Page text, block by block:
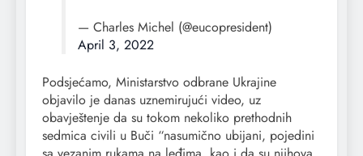
— Charles Michel (@eucopresident)
April 3, 2022
Podsjećamo, Ministarstvo odbrane Ukrajine
objavilo je danas uznemirujući video, uz
obavještenje da su tokom nekoliko prethodnih
sedmica civili u Buči “nasumično ubijani, pojedini